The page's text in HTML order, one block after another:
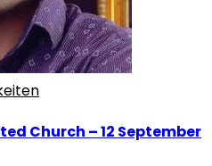
Church – 12 September